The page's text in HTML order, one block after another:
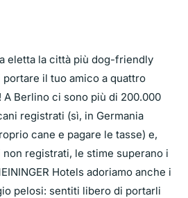
eletta la città più dog-friendly
portare il tuo amico a quattro
A Berlino ci sono più di 200.000
registrati (sì, in Germania
cane e pagare le tasse) e,
registrati, le stime superano i
Hotels adoriamo anche i
pelosi: sentiti libero di portarli